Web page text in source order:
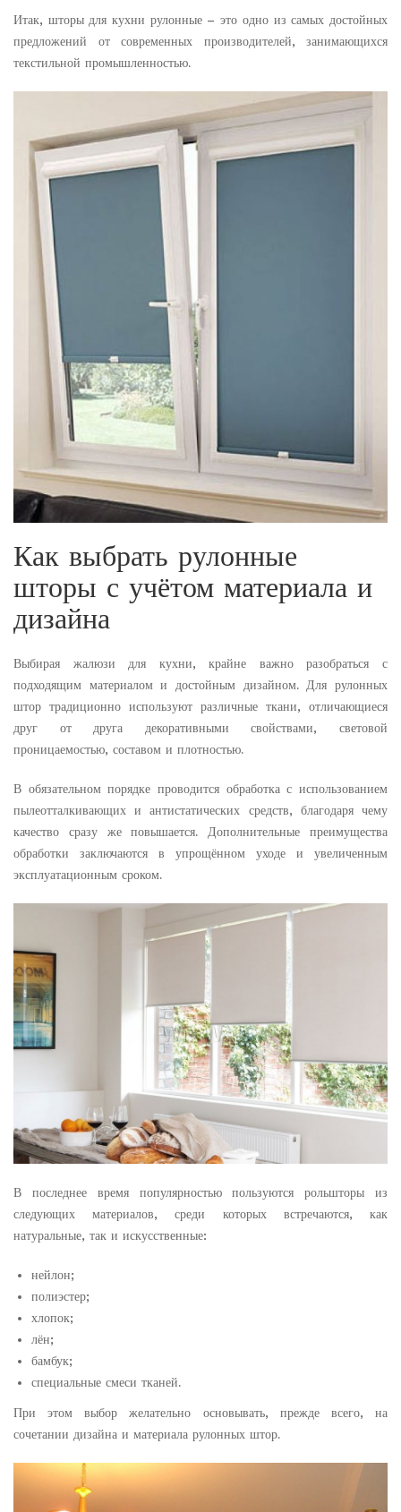
Итак, шторы для кухни рулонные – это одно из самых достойных
предложений от современных производителей, занимающихся
текстильной промышленностью.
Как выбрать рулонные
шторы с учётом материала и
дизайна
Выбирая жалюзи для кухни, крайне важно разобраться с
подходящим материалом и достойным дизайном. Для рулонных
штор традиционно используют различные ткани, отличающиеся
друг от друга декоративными свойствами, световой
проницаемостью, составом и плотностью.
В обязательном порядке проводится обработка с использованием
пылеотталкивающих и антистатических средств, благодаря чему
качество сразу же повышается. Дополнительные преимущества
обработки заключаются в упрощённом уходе и увеличенным
эксплуатационным сроком.
В последнее время популярностью пользуются рольшторы из
следующих материалов, среди которых встречаются, как
натуральные, так и искусственные:
нейлон;
полиэстер;
хлопок;
лён;
бамбук;
специальные смеси тканей.
При этом выбор желательно основывать, прежде всего, на
сочетании дизайна и материала рулонных штор.